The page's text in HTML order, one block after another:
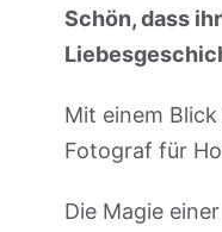
Schön, dass
Mit einem
Fotograf für
Die Magie